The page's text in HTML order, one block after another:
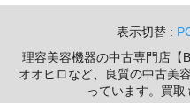
表示切替 :
理容美容機器の中古専門店【
オオヒロなど、良質の中古美
っています。買取